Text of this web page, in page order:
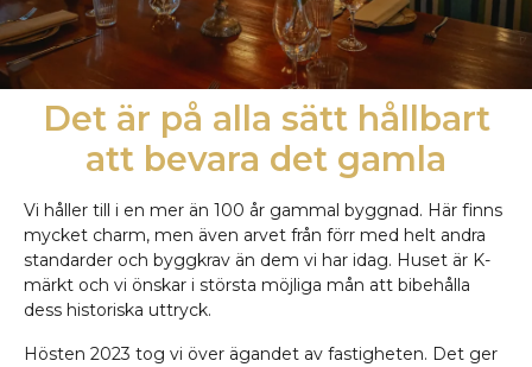
Det är på alla sätt hållbart
att bevara det gamla
Vi håller till i en mer än 100 år gammal byggnad. Här finns
mycket charm, men även arvet från förr med helt andra
standarder och byggkrav än dem vi har idag. Huset är K-
märkt och vi önskar i största möjliga mån att bibehålla
dess historiska uttryck.
Hösten 2023 tog vi över ägandet av fastigheten. Det ger